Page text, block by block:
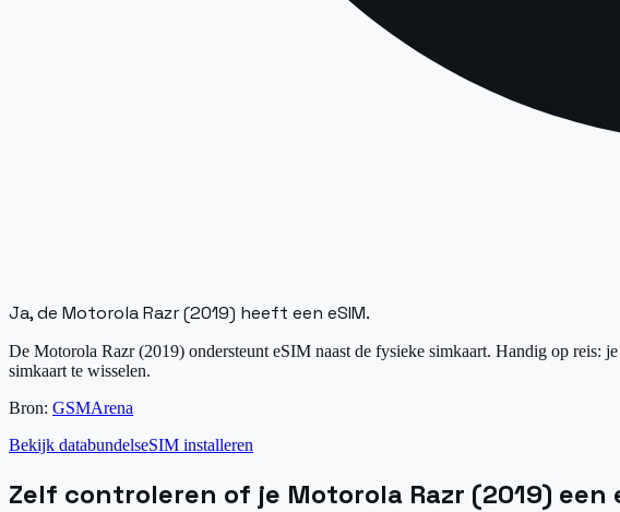
Ja, de Motorola Razr (2019) heeft een eSIM.
De Motorola Razr (2019) ondersteunt eSIM naast de fysieke simkaart. Handig op reis:
simkaart te wisselen.
Bron: GSMArena
Bekijk databundelseSIM installeren
Zelf controleren of je Motorola Razr (2019) een